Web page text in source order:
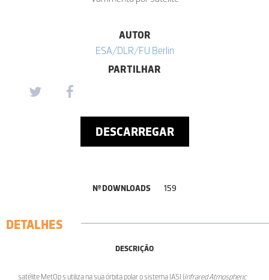
AUTOR
ESA/DLR/FU Berlin
PARTILHAR
DESCARREGAR
Nº DOWNLOADS 159
DETALHES
DESCRIÇÃO
satélite MetOp s utiliza na sua órbita polar o sistema IASI (Infrared Atmospheric